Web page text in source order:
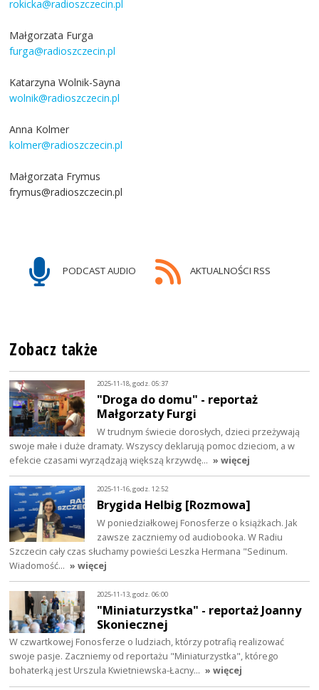
rokicka@radioszczecin.pl
Małgorzata Furga
furga@radioszczecin.pl
Katarzyna Wolnik-Sayna
wolnik@radioszczecin.pl
Anna Kolmer
kolmer@radioszczecin.pl
Małgorzata Frymus
frymus@radioszczecin.pl
PODCAST AUDIO AKTUALNOŚCI RSS
Zobacz także
2025-11-18, godz. 05:37
"Droga do domu" - reportaż
Małgorzaty Furgi
W trudnym świecie dorosłych, dzieci przeżywają
swoje małe i duże dramaty. Wszyscy deklarują pomoc dzieciom, a w
efekcie czasami wyrządzają większą krzywdę… » więcej
2025-11-16, godz. 12:52
Brygida Helbig [Rozmowa]
W poniedziałkowej Fonosferze o książkach. Jak
zawsze zaczniemy od audiobooka. W Radiu
Szczecin cały czas słuchamy powieści Leszka Hermana "Sedinum.
Wiadomość… » więcej
2025-11-13, godz. 06:00
"Miniaturzystka" - reportaż Joanny
Skoniecznej
W czwartkowej Fonosferze o ludziach, którzy potrafią realizować
swoje pasje. Zaczniemy od reportażu "Miniaturzystka", którego
bohaterką jest Urszula Kwietniewska-Łacny… » więcej